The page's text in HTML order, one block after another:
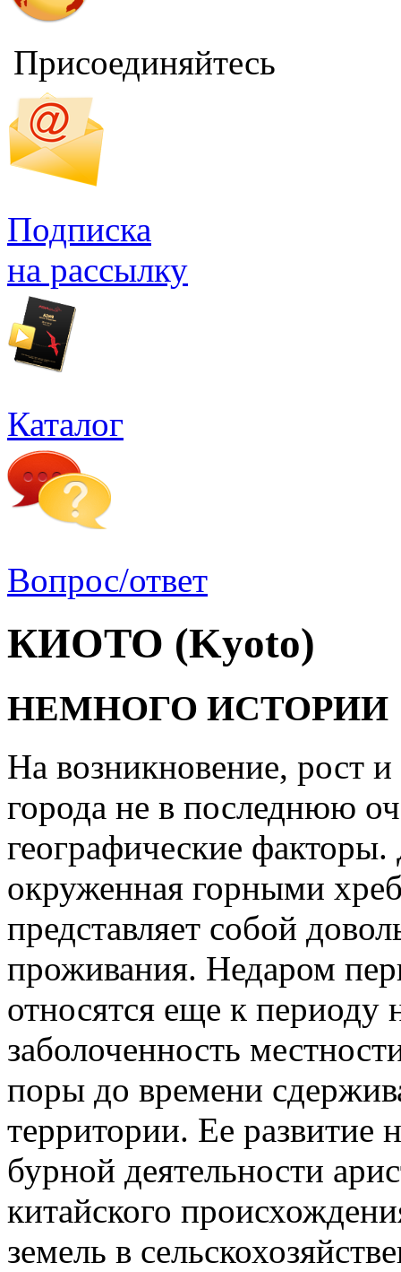
Присоединяйтесь
Подписка
на рассылку
Каталог
Вопрос/ответ
КИОТО (Kyoto)
НЕМНОГО ИСТОРИИ
На возникновение, рост и
города не в последнюю
географические
окруженная горными
представляет собой
проживания. Недаром
относятся еще к периоду
заболоченность
поры до времени
территории. Ее развитие
бурной деятельности
китайского
земель в